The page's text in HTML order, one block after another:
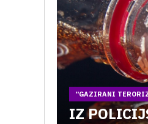
''GAZIRANI
IZ